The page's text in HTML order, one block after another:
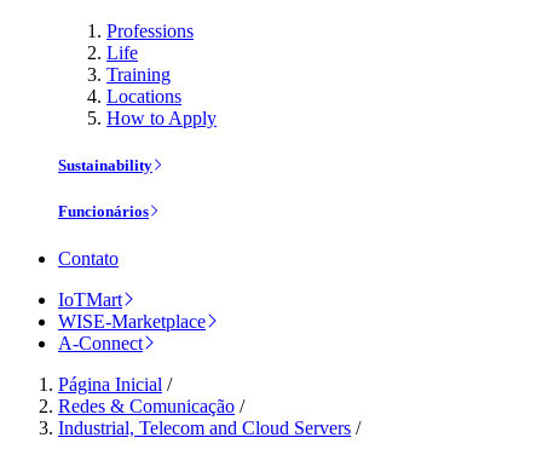
Professions
Life
Training
Locations
How to Apply
Sustainability
Funcionários
Contato
IoTMart
WISE-Marketplace
A-Connect
Página Inicial /
Redes & Comunicação /
Industrial, Telecom and Cloud Servers /